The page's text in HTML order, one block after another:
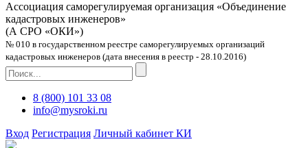
Ассоциация саморегулируемая организация «Объединение
кадастровых инженеров»
(А СРО «ОКИ»)
№ 010 в государственном реестре саморегулируемых организаций
кадастровых инженеров (дата внесения в реестр - 28.10.2016)
8 (800) 101 33 08
info@mysroki.ru
Вход Регистрация Личный кабинет КИ